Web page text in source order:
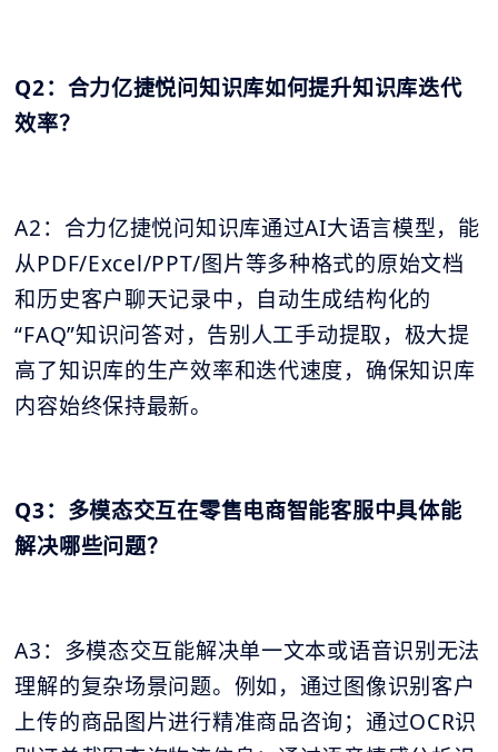
Q2：合力亿捷悦问知识库如何提升知识库迭代
效率？
A2：合力亿捷悦问知识库通过AI大语言模型，能
从PDF/Excel/PPT/图片等多种格式的原始文档
和历史客户聊天记录中，自动生成结构化的
“FAQ”知识问答对，告别人工手动提取，极大提
高了知识库的生产效率和迭代速度，确保知识库
内容始终保持最新。
Q3：多模态交互在零售电商智能客服中具体能
解决哪些问题？
A3：多模态交互能解决单一文本或语音识别无法
理解的复杂场景问题。例如，通过图像识别客户
上传的商品图片进行精准商品咨询；通过OCR识